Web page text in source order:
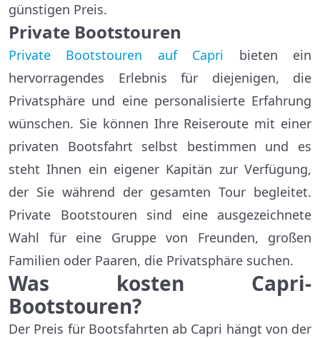
günstigen Preis.
Private Bootstouren
Private Bootstouren auf Capri bieten ein
hervorragendes Erlebnis für diejenigen, die
Privatsphäre und eine personalisierte Erfahrung
wünschen. Sie können Ihre Reiseroute mit einer
privaten Bootsfahrt selbst bestimmen und es
steht Ihnen ein eigener Kapitän zur Verfügung,
der Sie während der gesamten Tour begleitet.
Private Bootstouren sind eine ausgezeichnete
Wahl für eine Gruppe von Freunden, großen
Familien oder Paaren, die Privatsphäre suchen.
Was kosten Capri-
Bootstouren?
Der Preis für Bootsfahrten ab Capri hängt von der